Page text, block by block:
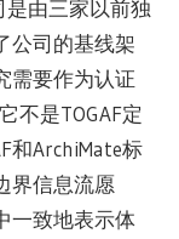
是由三家以前独
公司的基线架
需要作为认证
不是TOGAF定
和ArchiMate标
界信息流愿
一致地表示体